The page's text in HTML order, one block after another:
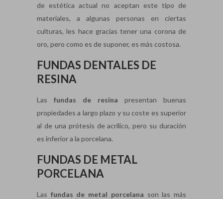
de estética actual no aceptan este tipo de
materiales, a algunas personas en ciertas
culturas, les hace gracias tener una corona de
oro, pero como es de suponer, es más costosa.
FUNDAS DENTALES DE
RESINA
Las fundas de resina presentan buenas
propiedades a largo plazo y su coste es superior
al de una prótesis de acrílico, pero su duración
es inferior a la porcelana.
FUNDAS DE METAL
PORCELANA
Las fundas de metal porcelana son las más